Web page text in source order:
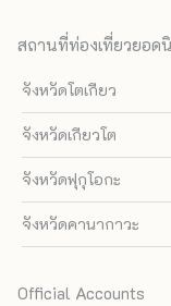
สถานที่ท่องเที่ยวยอด
จังหวัดโตเกียว
จังหวัดเกียวโต
จังหวัดฟุกุโอกะ
จังหวัดคานากาวะ
Official Accounts